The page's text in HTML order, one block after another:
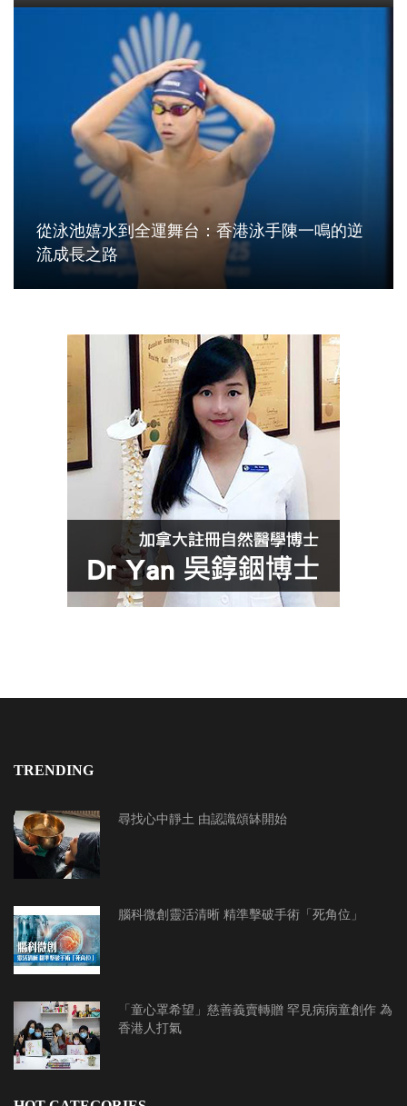
從泳池嬉水到全運舞台：香港泳手陳一鳴的逆
流成長之路
TRENDING
尋找心中靜土 由認識頌缽開始
腦科微創靈活清晰 精準擊破手術「死角位」
「童心罩希望」慈善義賣轉贈 罕見病病童創作 為
香港人打氣